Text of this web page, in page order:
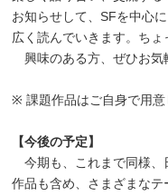
お知らせして、SFを中心
広く読んでいきます。ち
興味のある方、ぜひお気
※ 課題作品はご自身で用意
【今後の予定】
今期も、これまで同様、
作品も含め、さまざまな